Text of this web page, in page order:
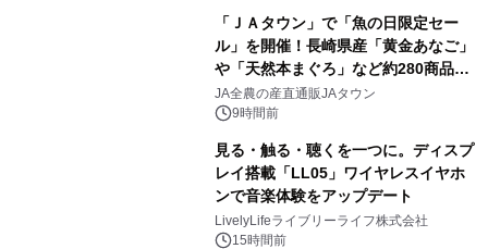
「ＪＡタウン」で「魚の日限定セー
ル」を開催！長崎県産「黄金あなご」
や「天然本まぐろ」など約280商品を
販売！～毎月１０日の定例企画～
JA全農の産直通販JAタウン
9時間前
見る・触る・聴くを一つに。ディスプ
レイ搭載「LL05」ワイヤレスイヤホ
ンで音楽体験をアップデート
LivelyLifeライブリーライフ株式会社
15時間前